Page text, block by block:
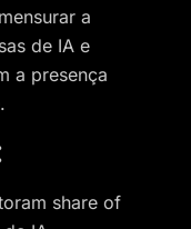
a
de IA e
a presença
share of